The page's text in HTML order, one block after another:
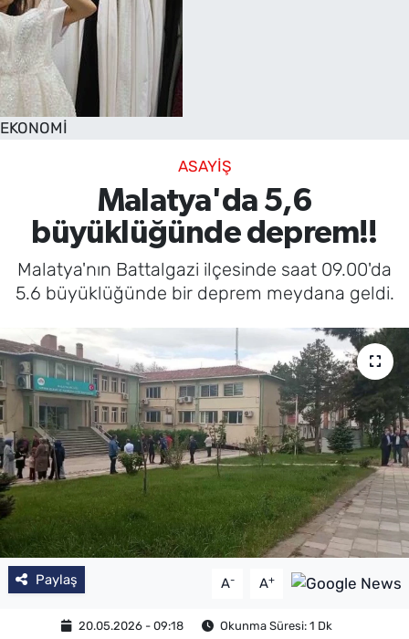
EKONOMİ
ASAYİŞ
Malatya'da 5,6
büyüklüğünde deprem!!
Malatya'nın Battalgazi ilçesinde saat 09.00'da
5.6 büyüklüğünde bir deprem meydana geldi.
Paylaş A- A+
20.05.2026 - 09:18 Okunma Süresi: 1 Dk